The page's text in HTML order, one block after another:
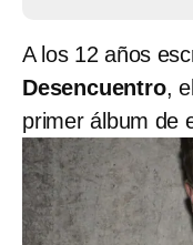
A los 12 años
Desencuentro,
primer álbum de